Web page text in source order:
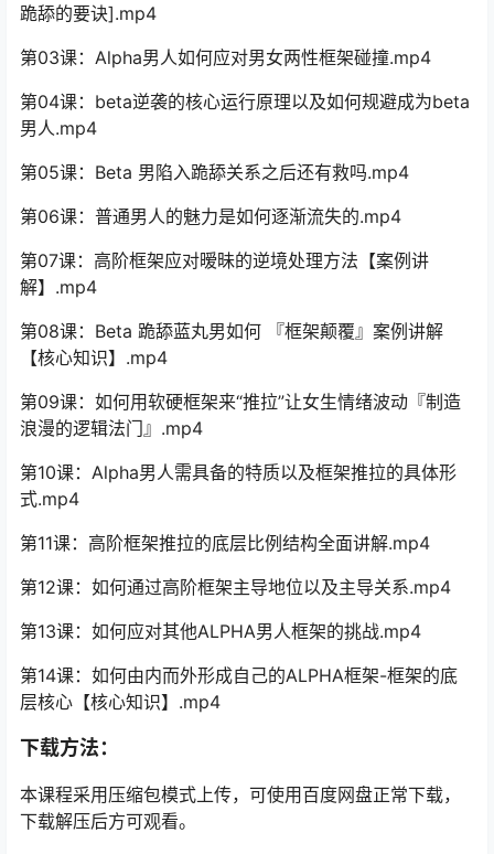
跪舔的要诀].mp4
第03课：Alpha男人如何应对男女两性框架碰撞.mp4
第04课：beta逆袭的核心运行原理以及如何规避成为beta
男人.mp4
第05课：Beta 男陷入跪舔关系之后还有救吗.mp4
第06课：普通男人的魅力是如何逐渐流失的.mp4
第07课：高阶框架应对暧昧的逆境处理方法【案例讲
解】.mp4
第08课：Beta 跪舔蓝丸男如何 『框架颠覆』案例讲解
【核心知识】.mp4
第09课：如何用软硬框架来“推拉”让女生情绪波动『制造
浪漫的逻辑法门』.mp4
第10课：Alpha男人需具备的特质以及框架推拉的具体形
式.mp4
第11课：高阶框架推拉的底层比例结构全面讲解.mp4
第12课：如何通过高阶框架主导地位以及主导关系.mp4
第13课：如何应对其他ALPHA男人框架的挑战.mp4
第14课：如何由内而外形成自己的ALPHA框架-框架的底
层核心【核心知识】.mp4
下载方法：
本课程采用压缩包模式上传，可使用百度网盘正常下载，
下载解压后方可观看。